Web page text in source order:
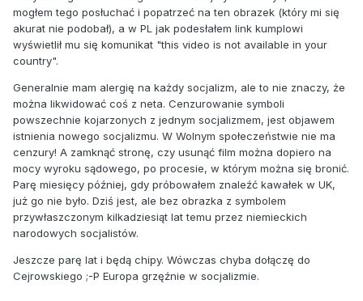
mogłem tego posłuchać i popatrzeć na ten obrazek (który mi się
akurat nie podobał), a w PL jak podesłałem link kumplowi
wyświetlił mu się komunikat "this video is not available in your
country".
Generalnie mam alergię na każdy socjalizm, ale to nie znaczy, że
można likwidować coś z neta. Cenzurowanie symboli
powszechnie kojarzonych z jednym socjalizmem, jest objawem
istnienia nowego socjalizmu. W Wolnym społeczeństwie nie ma
cenzury! A zamknąć stronę, czy usunąć film można dopiero na
mocy wyroku sądowego, po procesie, w którym można się bronić.
Parę miesięcy później, gdy próbowałem znaleźć kawałek w UK,
już go nie było. Dziś jest, ale bez obrazka z symbolem
przywłaszczonym kilkadziesiąt lat temu przez niemieckich
narodowych socjalistów.
Jeszcze parę lat i będą chipy. Wówczas chyba dołączę do
Cejrowskiego ;-P Europa grzęźnie w socjalizmie.